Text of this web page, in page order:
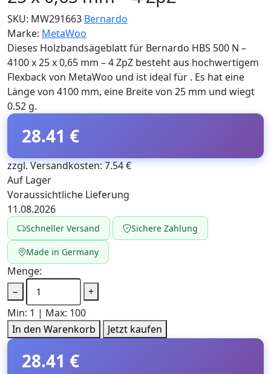
SKU: MW291663 Bernardo
Marke: MetaWoo
Dieses Holzbandsägeblatt für Bernardo HBS 500 N –
4100 x 25 x 0,65 mm – 4 ZpZ besteht aus hochwertigem
Flexback von MetaWoo und ist ideal für . Es hat eine
Länge von 4100 mm, eine Breite von 25 mm und wiegt
0.52 g.
28.41 €
zzgl. Versandkosten: 7.54 €
Auf Lager
Voraussichtliche Lieferung
11.08.2026
Schneller Versand Sichere Zahlung
Made in Germany
Menge:
−
+
Min: 1 | Max: 100
In den Warenkorb
Jetzt kaufen
28.41 €